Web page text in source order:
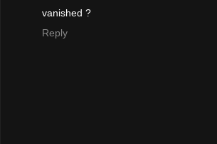
vanished ?
Reply